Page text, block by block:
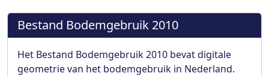
Bestand Bodemgebruik 2010
Het Bestand Bodemgebruik 2010 bevat digitale
geometrie van het bodemgebruik in Nederland.